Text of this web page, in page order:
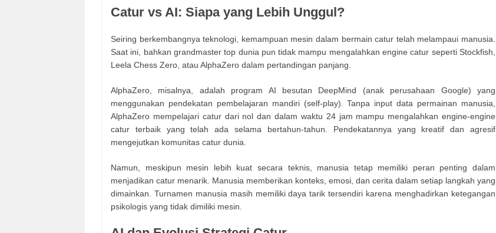
Catur vs AI: Siapa yang Lebih Unggul?
Seiring berkembangnya teknologi, kemampuan mesin dalam bermain catur telah melampaui manusia.
Saat ini, bahkan grandmaster top dunia pun tidak mampu mengalahkan engine catur seperti Stockfish,
Leela Chess Zero, atau AlphaZero dalam pertandingan panjang.
AlphaZero, misalnya, adalah program AI besutan DeepMind (anak perusahaan Google) yang
menggunakan pendekatan pembelajaran mandiri (self-play). Tanpa input data permainan manusia,
AlphaZero mempelajari catur dari nol dan dalam waktu 24 jam mampu mengalahkan engine-engine
catur terbaik yang telah ada selama bertahun-tahun. Pendekatannya yang kreatif dan agresif
mengejutkan komunitas catur dunia.
Namun, meskipun mesin lebih kuat secara teknis, manusia tetap memiliki peran penting dalam
menjadikan catur menarik. Manusia memberikan konteks, emosi, dan cerita dalam setiap langkah yang
dimainkan. Turnamen manusia masih memiliki daya tarik tersendiri karena menghadirkan ketegangan
psikologis yang tidak dimiliki mesin.